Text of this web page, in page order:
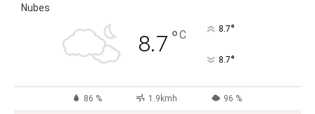
Nubes
8.7 °C 8.7°
8.7°
86 % 1.9kmh 96 %